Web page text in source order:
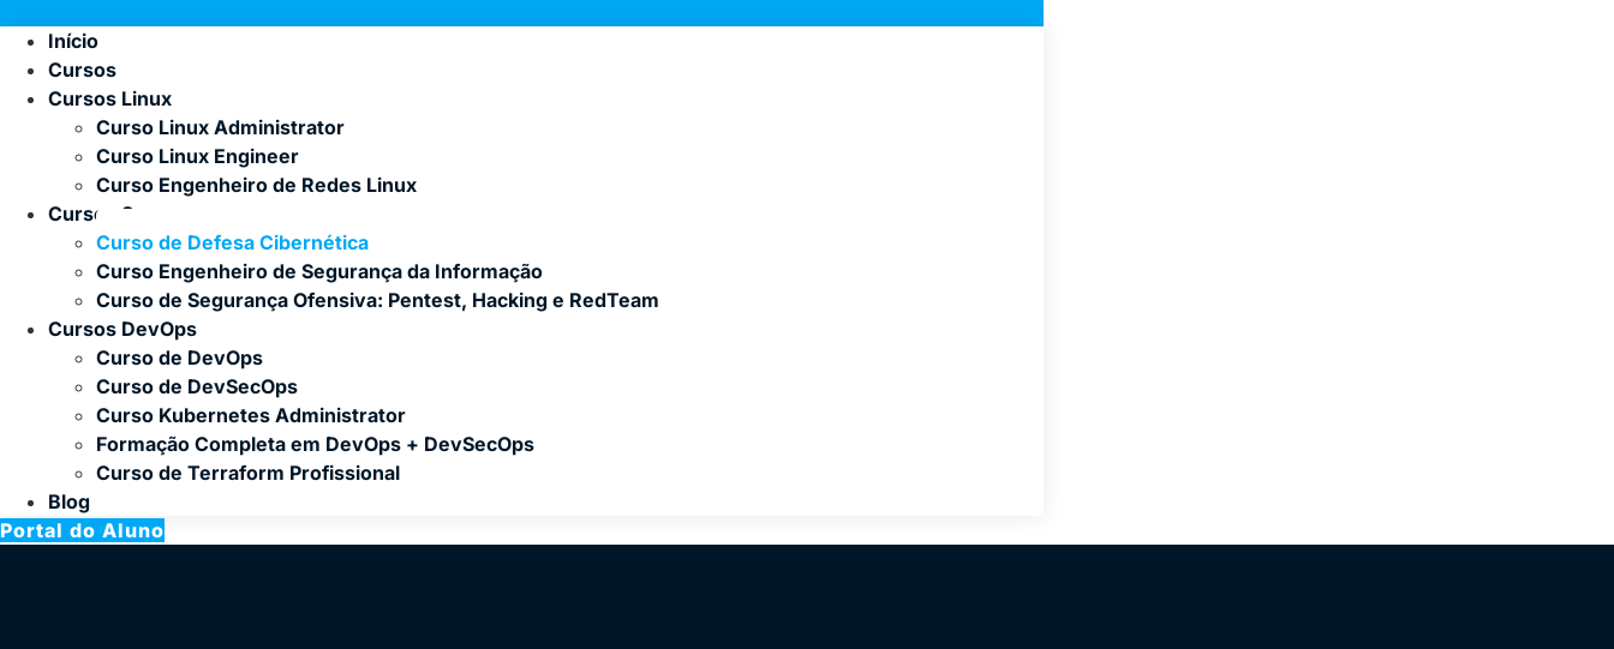
Início
Cursos
Cursos Linux
Curso Linux Administrator
Curso Linux Engineer
Curso Engenheiro de Redes Linux
Cursos Segurança
Curso de Defesa Cibernética
Curso Engenheiro de Segurança da Informação
Curso de Segurança Ofensiva: Pentest, Hacking e RedTeam
Cursos DevOps
Curso de DevOps
Curso de DevSecOps
Curso Kubernetes Administrator
Formação Completa em DevOps + DevSecOps
Curso de Terraform Profissional
Blog
Portal do Aluno